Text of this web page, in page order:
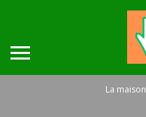
La maison